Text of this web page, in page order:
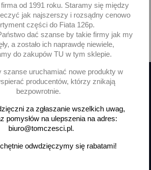
1-1 z 1 pozycji
Powrót do góry
informację o nowościach
firma od 1991 roku. Staramy się między
jak najszerszy i rozsądny cenowo
części do Fiata 126p.
dać szanse by takie firmy jak my
a zostało ich naprawdę niewiele,
do zakupów TU w tym sklepie.
szanse uruchamiać nowe produkty w
producentów, którzy znikają
bezpowrotnie.
za zgłaszanie wszelkich uwag,
pomysłów na ulepszenia na adres:
biuro@tomczesci.pl.
odwdzięczymy się rabatami!